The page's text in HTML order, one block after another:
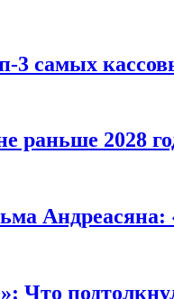
самых
раньше 2028
Что